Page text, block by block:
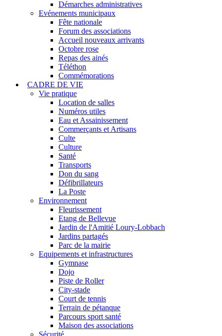
Démarches administratives
Evénements municipaux
Fête nationale
Forum des associations
Accueil nouveaux arrivants
Octobre rose
Repas des ainés
Téléthon
Commémorations
CADRE DE VIE
Vie pratique
Location de salles
Numéros utiles
Eau et Assainissement
Commerçants et Artisans
Culte
Culture
Santé
Transports
Don du sang
Défibrillateurs
La Poste
Environnement
Fleurissement
Etang de Bellevue
Jardin de l'Amitié Loury-Lobbach
Jardins partagés
Parc de la mairie
Equipements et infrastructures
Gymnase
Dojo
Piste de Roller
City-stade
Court de tennis
Terrain de pétanque
Parcours sport santé
Maison des associations
Sécurité